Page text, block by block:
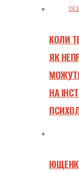
КОЛИ
ЯК
НА